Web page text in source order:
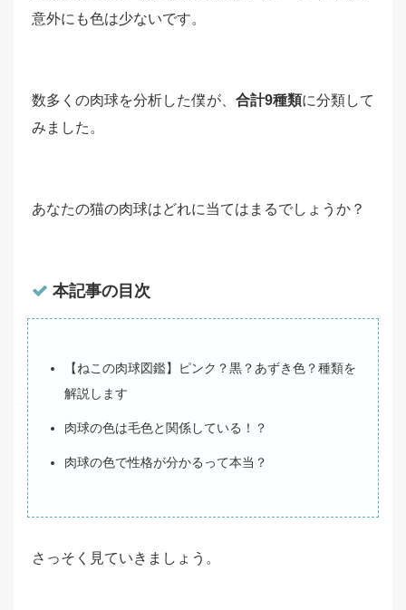
意外にも色は少ないです。
数多くの肉球を分析した僕が、 合計9種類に分類して
みました。
あなたの猫の肉球はどれに当てはまるでしょうか？
本記事の目次
【ねこの肉球図鑑】ピンク？黒？あずき色？種類を
解説します
肉球の色は毛色と関係している！？
肉球の色で性格が分かるって本当？
さっそく見ていきましょう。